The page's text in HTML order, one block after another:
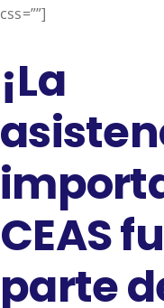
css=””]
¡La
CEAS
parte